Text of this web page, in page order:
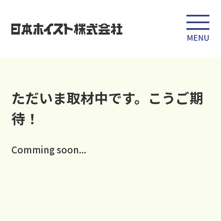
ただいま取材中です。こうご期
待！
Comming soon...